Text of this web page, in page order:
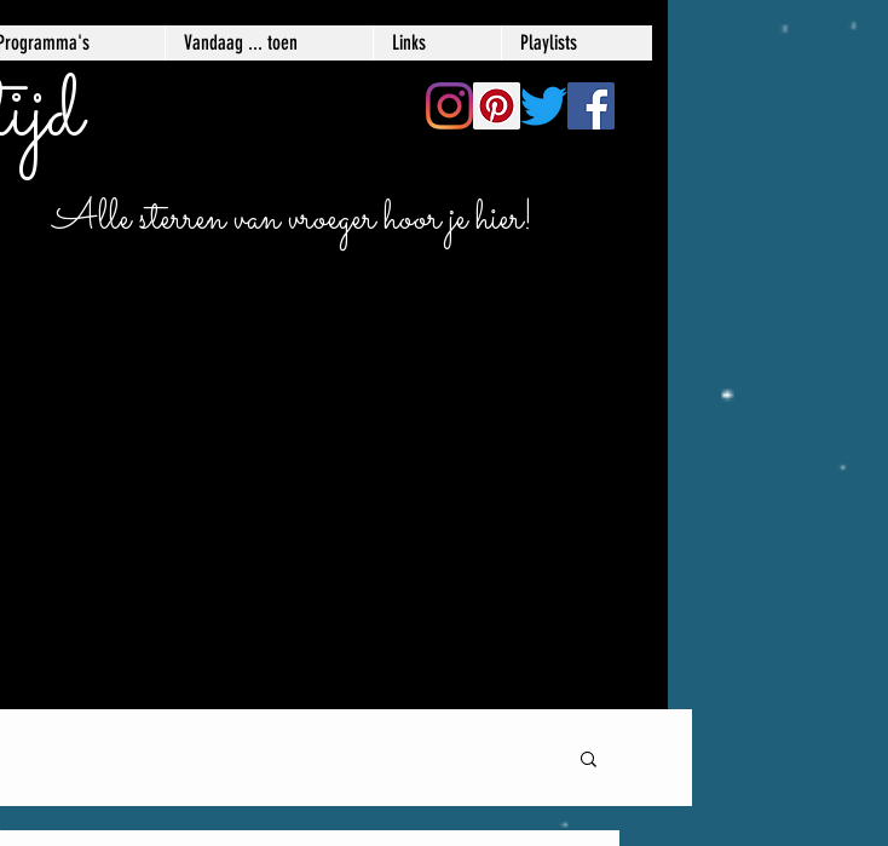
Vandaag ... toen Links Playlists
Alle sterren van vroeger hoor je hier!